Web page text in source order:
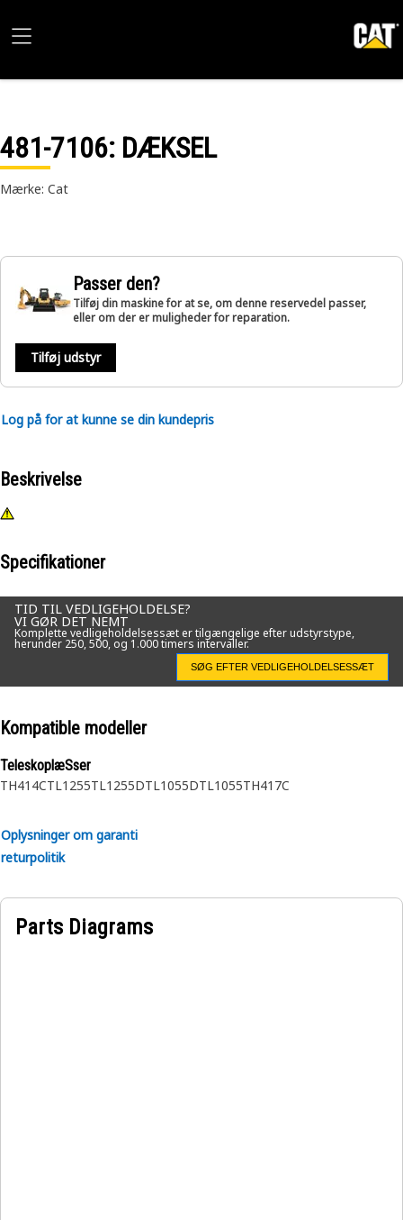
481-7106: DÆKSEL
Mærke: Cat
Passer den?
Tilføj din maskine for at se, om denne reservedel passer,
eller om der er muligheder for reparation.
Tilføj udstyr
Log på for at kunne se din kundepris
Beskrivelse
Specifikationer
TID TIL VEDLIGEHOLDELSE?
VI GØR DET NEMT
Komplette vedligeholdelsessæt er tilgængelige efter udstyrstype,
herunder 250, 500, og 1.000 timers intervaller.
SØG EFTER VEDLIGEHOLDELSESSÆT
Kompatible modeller
TeleskoplæSser
TH414CTL1255TL1255DTL1055DTL1055TH417C
Oplysninger om garanti
returpolitik
Parts Diagrams